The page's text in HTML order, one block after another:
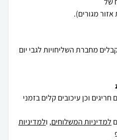
מחברת השליחויות לגבי יום
וכן עיכובים קלים בזמני
למדיניות המשלוחים, ולמדיניות